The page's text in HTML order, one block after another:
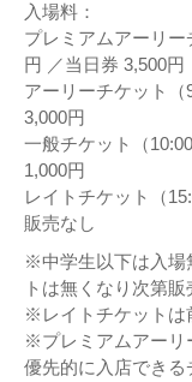
入場料：
プレミアムアーリー
円 ／当日券 3,500円
アーリーチケット（
3,000円
一般チケット（
1,000円
レイトチケット（
販売なし
※中学生以下は入場
トは無くなり次第販
※レイトチケットは
※プレミアムアーリ
優先的に入店できる